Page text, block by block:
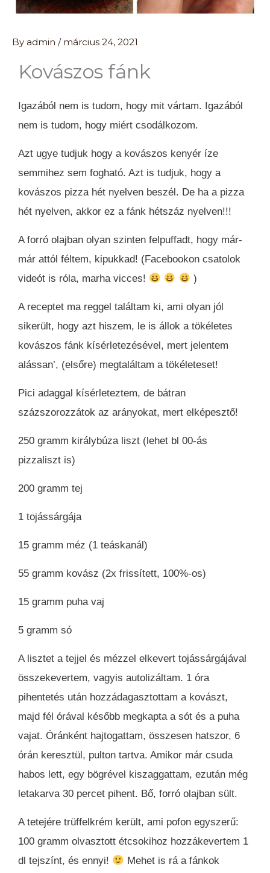
By admin / március 24, 2021
Kovászos fánk
Igazából nem is tudom, hogy mit vártam. Igazából
nem is tudom, hogy miért csodálkozom.
Azt ugye tudjuk hogy a kovászos kenyér íze
semmihez sem fogható. Azt is tudjuk, hogy a
kovászos pizza hét nyelven beszél. De ha a pizza
hét nyelven, akkor ez a fánk hétszáz nyelven!!!
A forró olajban olyan szinten felpuffadt, hogy már-
már attól féltem, kipukkad! (Facebookon csatolok
videót is róla, marha vicces!
)
A receptet ma reggel találtam ki, ami olyan jól
sikerült, hogy azt hiszem, le is állok a tökéletes
kovászos fánk kísérletezésével, mert jelentem
alássan’, (elsőre) megtaláltam a tökéleteset!
Pici adaggal kísérleteztem, de bátran
százszorozzátok az arányokat, mert elképesztő!
250 gramm királybúza liszt (lehet bl 00-ás
pizzaliszt is)
200 gramm tej
1 tojássárgája
15 gramm méz (1 teáskanál)
55 gramm kovász (2x frissített, 100%-os)
15 gramm puha vaj
5 gramm só
A lisztet a tejjel és mézzel elkevert tojássárgájával
összekevertem, vagyis autolizáltam. 1 óra
pihentetés után hozzádagasztottam a kovászt,
majd fél órával később megkapta a sót és a puha
vajat. Óránként hajtogattam, összesen hatszor, 6
órán keresztül, pulton tartva. Amikor már csuda
habos lett, egy bögrével kiszaggattam, ezután még
letakarva 30 percet pihent. Bő, forró olajban sült.
A tetejére trüffelkrém került, ami pofon egyszerű:
100 gramm olvasztott étcsokihoz hozzákevertem 1
dl tejszínt, és ennyi!
Mehet is rá a fánkok